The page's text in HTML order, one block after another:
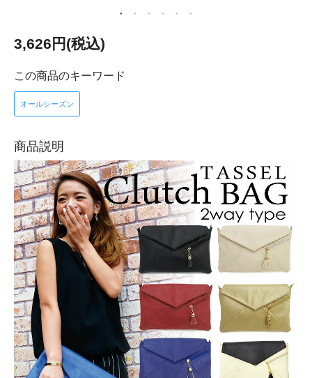
3,626円(税込)
この商品のキーワード
オールシーズン
商品説明